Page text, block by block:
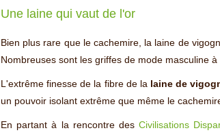
Une laine qui vaut de l'or
Bien plus rare que le cachemire, la laine de
Nombreuses sont les griffes de mode masculine
L'extrême finesse de la fibre de la laine de
un pouvoir isolant extrême que même le
En partant à la rencontre desCivilisations